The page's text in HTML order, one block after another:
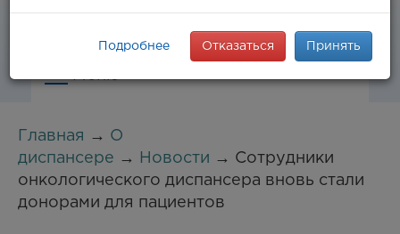
Главная → О
диспансере → Новости → Сотрудники
онкологического диспансера вновь стали
донорами для пациентов
Подробнее Отказаться Принять